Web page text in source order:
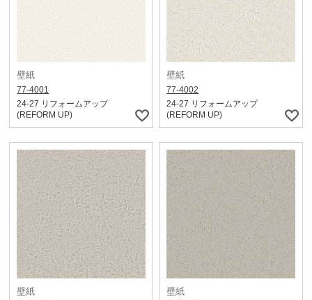
壁紙
77-4001
24-27 リフォームアップ
(REFORM UP)
壁紙
77-4002
24-27 リフォームアップ
(REFORM UP)
壁紙 壁紙